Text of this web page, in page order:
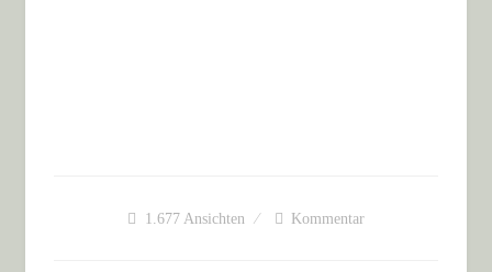
1.677 Ansichten Kommentar